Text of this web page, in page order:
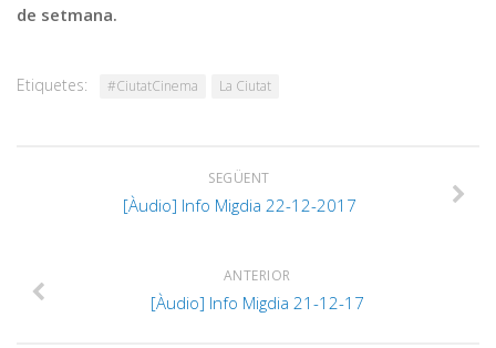
de setmana.
Etiquetes: #CiutatCinema La Ciutat
SEGÜENT
[Àudio] Info Migdia 22-12-2017
ANTERIOR
[Àudio] Info Migdia 21-12-17